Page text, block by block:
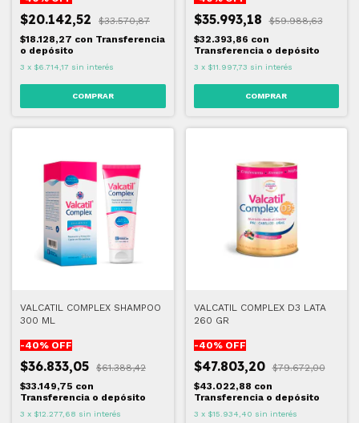
$20.142,52
$33.570,87
$18.128,27 con Transferencia
o depósito
3 x $6.714,17 sin interés
$35.993,18
$59.988,63
$32.393,86 con
Transferencia o depósito
3 x $11.997,73 sin interés
VALCATIL COMPLEX SHAMPOO
300 ML
-40% OFF
$36.833,05
$61.388,42
$33.149,75 con
Transferencia o depósito
3 x $12.277,68 sin interés
VALCATIL COMPLEX D3 LATA
260 GR
-40% OFF
$47.803,20
$79.672,00
$43.022,88 con
Transferencia o depósito
3 x $15.934,40 sin interés